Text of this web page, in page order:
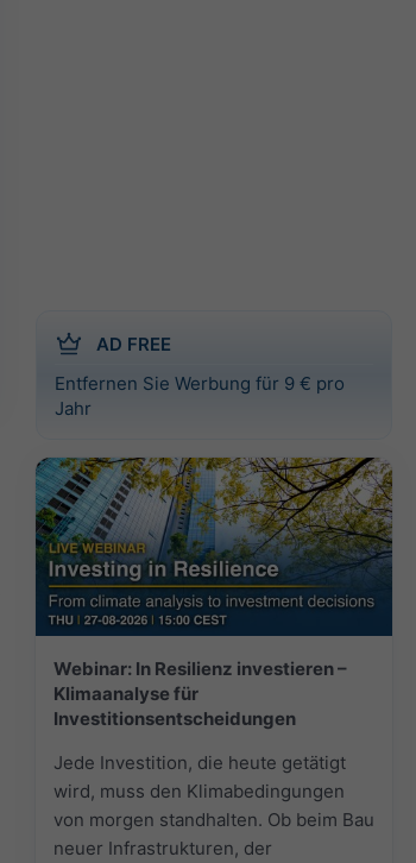
AD FREE
Entfernen Sie Werbung für 9 € pro
Jahr
Webinar: In Resilienz investieren –
Klimaanalyse für
Investitionsentscheidungen
Jede Investition, die heute getätigt
wird, muss den Klimabedingungen
von morgen standhalten. Ob beim Bau
neuer Infrastrukturen, der